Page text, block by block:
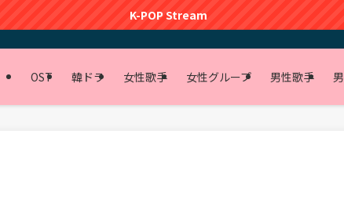
K-POP Stream
OST 韓ドラ 女性歌手 女性グループ 男性歌手